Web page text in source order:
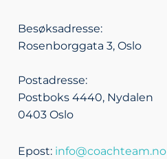
d
i
o
p
o
Besøksadresse:
Rosenborggata 3, Oslo
Postadresse:
Postboks 4440, Nydalen
0403 Oslo
Epost: info@coachteam.no